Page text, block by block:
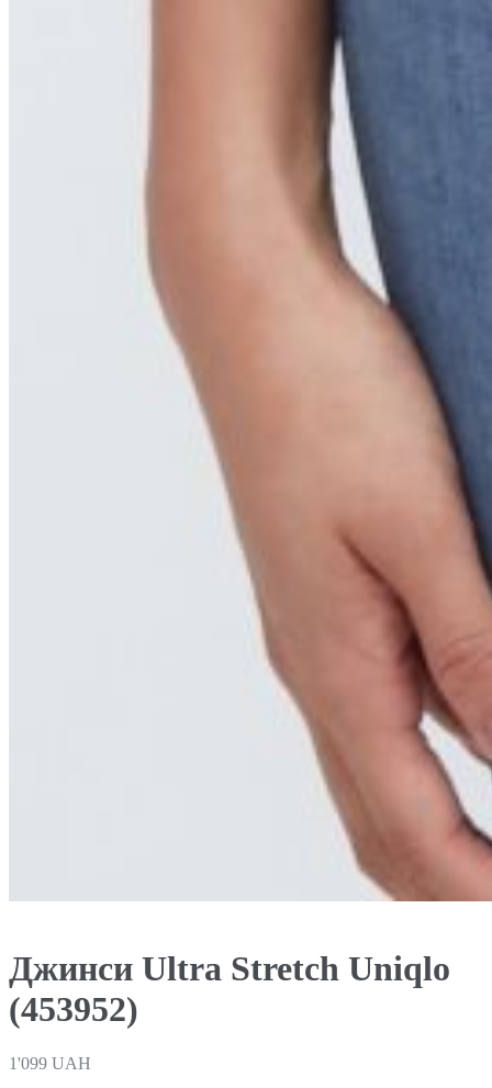
Джинси Ultra Stretch Uniqlo
(453952)
1'099 UAH